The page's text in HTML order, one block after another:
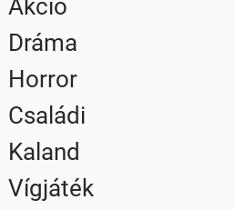
Akció
Dráma
Horror
Családi
Kaland
Vígjáték